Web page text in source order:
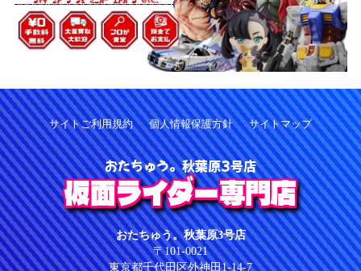
サイトご利用規約 個人情報保護方針 サイトマップ
おたちゅう。秋葉原3号店
仮面ライダー専門店
おたちゅう。秋葉原3号店
〒101-0021
東京都千代田区外神田1-14-7